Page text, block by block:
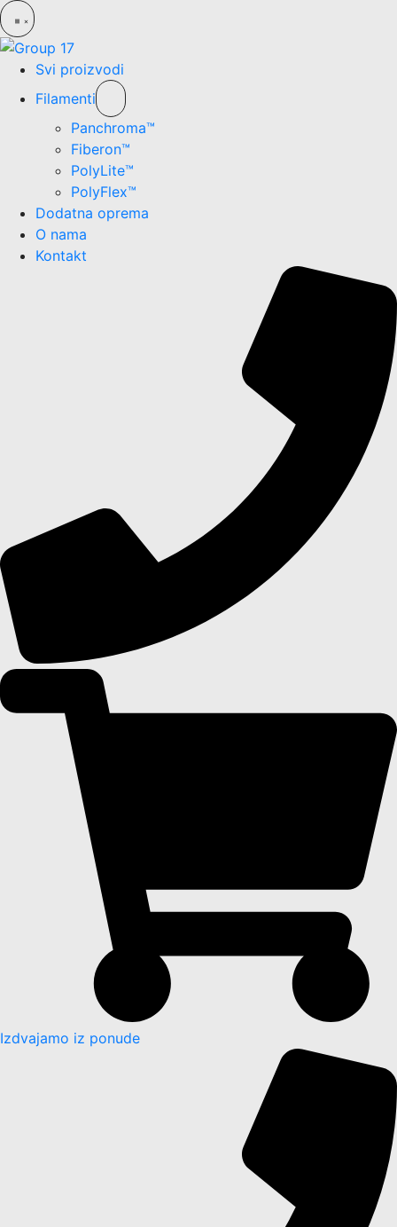
Svi proizvodi
Filamenti
Panchroma™
Fiberon™
PolyLite™
PolyFlex™
Dodatna oprema
O nama
Kontakt
Izdvajamo iz ponude